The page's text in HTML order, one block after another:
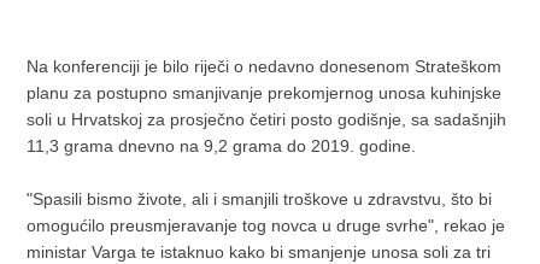
Na konferenciji je bilo riječi o nedavno donesenom Strateškom
planu za postupno smanjivanje prekomjernog unosa kuhinjske
soli u Hrvatskoj za prosječno četiri posto godišnje, sa sadašnjih
11,3 grama dnevno na 9,2 grama do 2019. godine.
"Spasili bismo živote, ali i smanjili troškove u zdravstvu, što bi
omogućilo preusmjeravanje tog novca u druge svrhe", rekao je
ministar Varga te istaknuo kako bi smanjenje unosa soli za tri